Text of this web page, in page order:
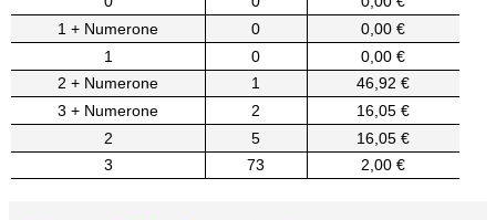
1 + Numerone
0
0,00 €
1
0
0,00 €
2 + Numerone
1
46,92 €
3 + Numerone
2
16,05 €
2
5
16,05 €
3
73 2,00 €